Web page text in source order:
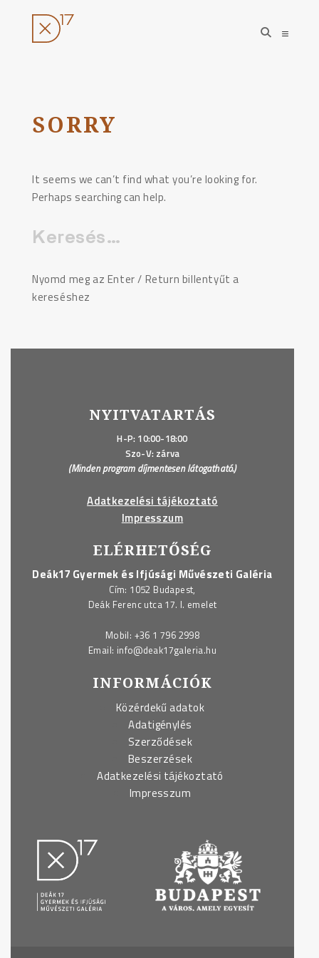
tartalomhoz
open
search
open
SORRY
It seems we can’t find what you’re looking for.
Perhaps searching can help.
Keresés:
Nyomd meg az Enter / Return billentyűt a
kereséshez
NYITVATARTÁS
H-P: 10:00-18:00
Szo-V: zárva
(Minden program díjmentesen látogatható.)
Adatkezelési tájékoztató
Impresszum
ELÉRHETŐSÉG
Deák17 Gyermek és Ifjúsági Művészeti Galéria
Cím: 1052 Budapest,
Deák Ferenc utca 17. I. emelet
Mobil: +36 1 796 2998
Email: info@deak17galeria.hu
INFORMÁCIÓK
Közérdekű adatok
Adatigénylés
Szerződések
Beszerzések
Adatkezelési tájékoztató
Impresszum